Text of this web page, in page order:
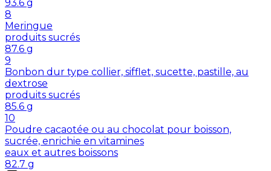
93.6 g
8
Meringue
produits sucrés
87.6 g
9
Bonbon dur type collier, sifflet, sucette, pastille, au
dextrose
produits sucrés
85.6 g
10
Poudre cacaotée ou au chocolat pour boisson,
sucrée, enrichie en vitamines
eaux et autres boissons
82.7 g